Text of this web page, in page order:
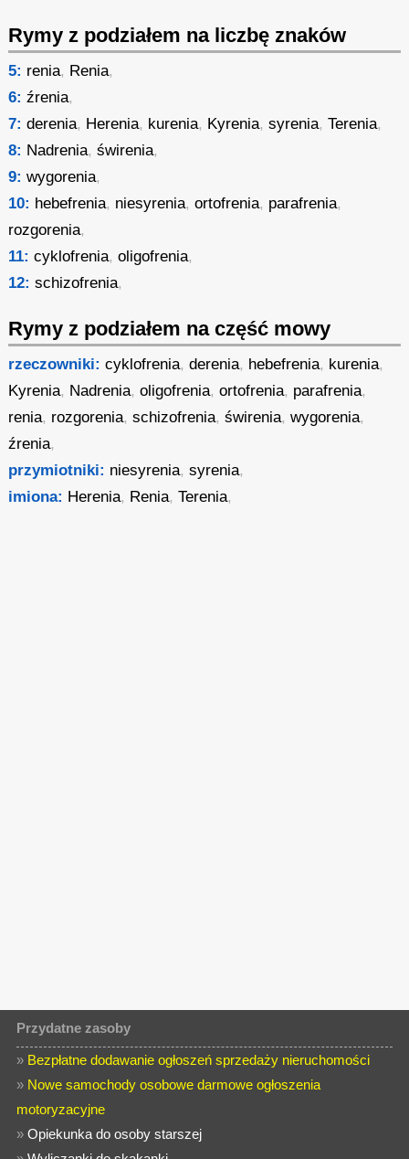
Rymy z podziałem na liczbę znaków
5: renia, Renia,
6: źrenia,
7: derenia, Herenia, kurenia, Kyrenia,syrenia,Terenia,
8: Nadrenia,świrenia,
9: wygorenia,
10: hebefrenia, niesyrenia,ortofrenia, parafrenia,
rozgorenia,
11: cyklofrenia,oligofrenia,
12: schizofrenia,
Rymy z podziałem na część mowy
rzeczowniki: cyklofrenia,derenia, hebefrenia, kurenia,
Kyrenia, Nadrenia,oligofrenia,ortofrenia, parafrenia,
renia, rozgorenia,schizofrenia,świrenia,wygorenia,
źrenia,
przymiotniki: niesyrenia,syrenia,
imiona: Herenia, Renia,Terenia,
Przydatne zasoby
» Bezpłatne dodawanie ogłoszeń sprzedaży nieruchomości
» Nowe samochody osobowe darmowe ogłoszenia
motoryzacyjne
»Opiekunka do osoby starszej